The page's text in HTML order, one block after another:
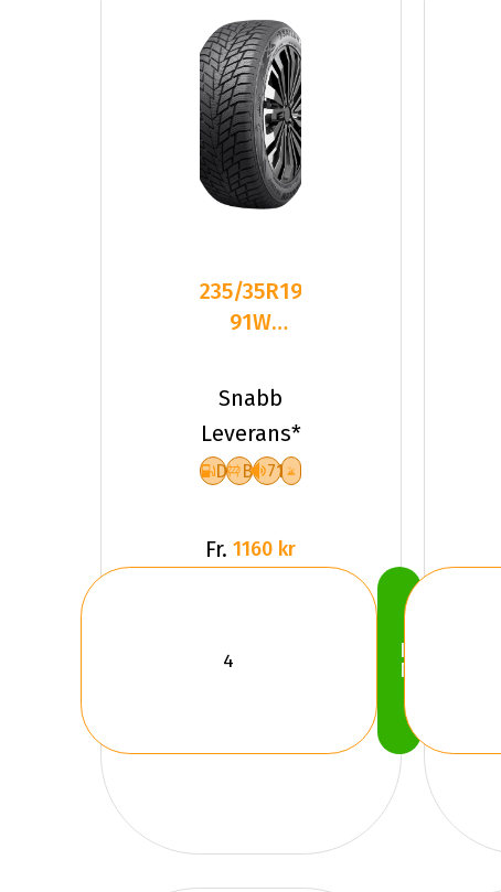
235/35R19
91W
BLAZER
ALPINE
Snabb
Leverans*
D B 71
Fr. 1160 kr
Köp
Nu